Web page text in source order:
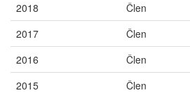
2018
Člen
2017
Člen
2016
Člen
2015
Člen